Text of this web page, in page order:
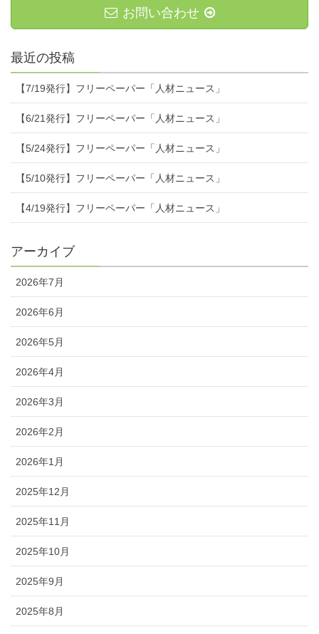
お問い合わせ
最近の投稿
【7/19発行】フリーペーパー「人材ニュース」
【6/21発行】フリーペーパー「人材ニュース」
【5/24発行】フリーペーパー「人材ニュース」
【5/10発行】フリーペーパー「人材ニュース」
【4/19発行】フリーペーパー「人材ニュース」
アーカイブ
2026年7月
2026年6月
2026年5月
2026年4月
2026年3月
2026年2月
2026年1月
2025年12月
2025年11月
2025年10月
2025年9月
2025年8月